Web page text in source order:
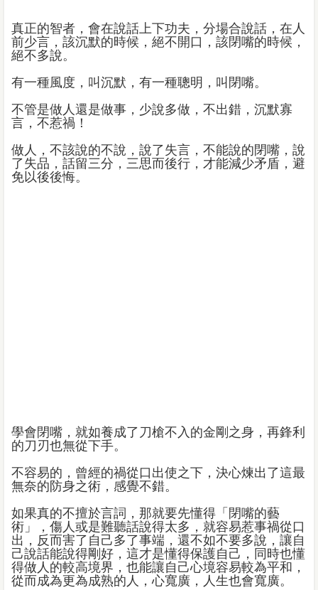
真正的智者，會在說話上下功夫，分場合說話，在人
前少言，該沉默的時候，絕不開口，該閉嘴的時候，
絕不多說。
有一種風度，叫沉默，有一種聰明，叫閉嘴。
不管是做人還是做事，少說多做，不出錯，沉默寡
言，不惹禍！
做人，不該說的不說，說了失言，不能說的閉嘴，說
了失品，話留三分，三思而後行，才能減少矛盾，避
免以後後悔。
學會閉嘴，就如養成了刀槍不入的金剛之身，再鋒利
的刀刃也無從下手。
不容易的，曾經的禍從口出使之下，決心煉出了這最
無奈的防身之術，感覺不錯。
如果真的不擅於言詞，那就要先懂得「閉嘴的藝
術」，傷人或是難聽話說得太多，就容易惹事禍從口
出，反而害了自己多了事端，還不如不要多說，讓自
己說話能說得剛好，這才是懂得保護自己，同時也懂
得做人的較高境界，也能讓自己心境容易較為平和，
從而成為更為成熟的人，心寬廣，人生也會寬廣。